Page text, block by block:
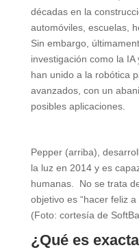
décadas en la
automóviles, escuelas,
Sin embargo,
investigación como la
han unido a la robótica
avanzados, con un
posibles aplicaciones.
Pepper (arriba),
la luz en 2014 y es
humanas. No se trata
objetivo es “hacer feliz
(Foto: cortesía de
¿Qué es